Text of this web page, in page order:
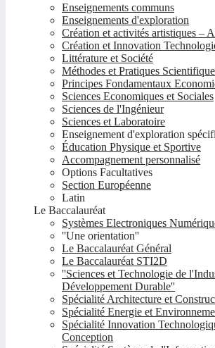
Enseignements communs
Enseignements d'exploration
Création et activités artistiques –
Création et Innovation
Littérature et Société
Méthodes et Pratiques
Principes Fondamentaux
Sciences Economiques et Sociales
Sciences de l'Ingénieur
Sciences et Laboratoire
Enseignement d'exploration
Éducation Physique et Sportive
Accompagnement personnalisé
Options Facultatives
Section Européenne
Latin
Le Baccalauréat
Systèmes Electroniques
''Une orientation''
Le Baccalauréat Général
Le Baccalauréat STI2D
''Sciences et Technologie de
Développement Durable''
Spécialité Architecture et
Spécialité Energie et
Spécialité Innovation
Conception